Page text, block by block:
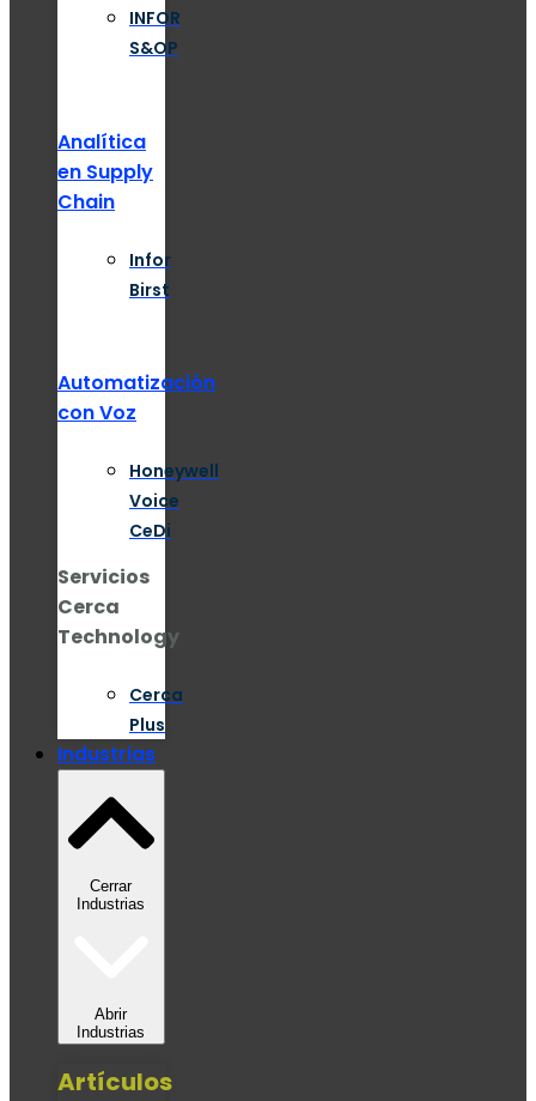
INFOR
S&OP
Analítica
en Supply
Chain
Infor
Birst
Automatización
con Voz
Honeywell
Voice
CeDi
Servicios
Cerca
Technology
Cerca
Plus
Industrias
Cerrar
Industrias
Abrir
Industrias
Artículos